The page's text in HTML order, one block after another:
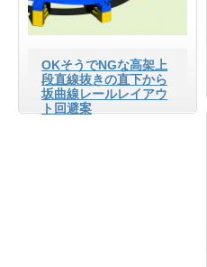
OKそうでNGな高架上
段直線抜きの直下から
坂曲線レールレイアウ
ト回避案